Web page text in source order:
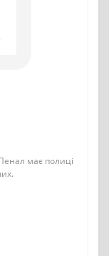
має полиці